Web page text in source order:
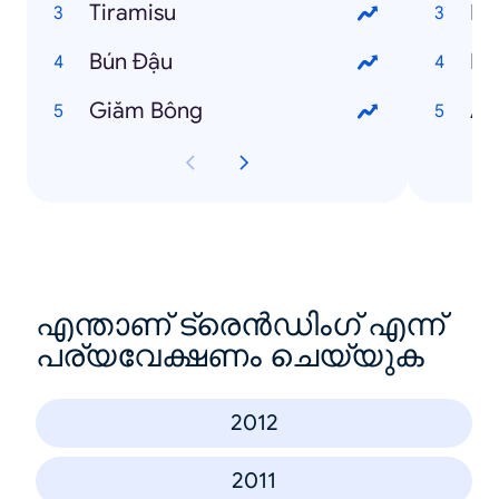
Tiramisu
Bún Đậu
Giăm Bông
എന്താണ് ട്രെൻഡിംഗ് എന്ന്
പര്യവേക്ഷണം ചെയ്യുക
2012
2011